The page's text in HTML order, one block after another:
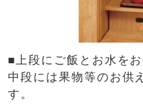
■上段にご飯とお水を
中段には果物等のお供
す。